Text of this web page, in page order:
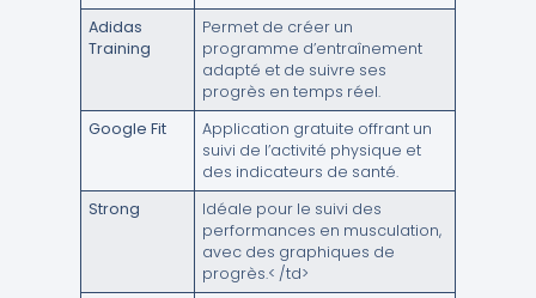
Adidas
Training
Permet de créer un
programme d’entraînement
adapté et de suivre ses
progrès en temps réel.
Google Fit
Application gratuite offrant un
suivi de l’activité physique et
des indicateurs de santé.
Strong
Idéale pour le suivi des
performances en musculation,
avec des graphiques de
progrès.< /td>